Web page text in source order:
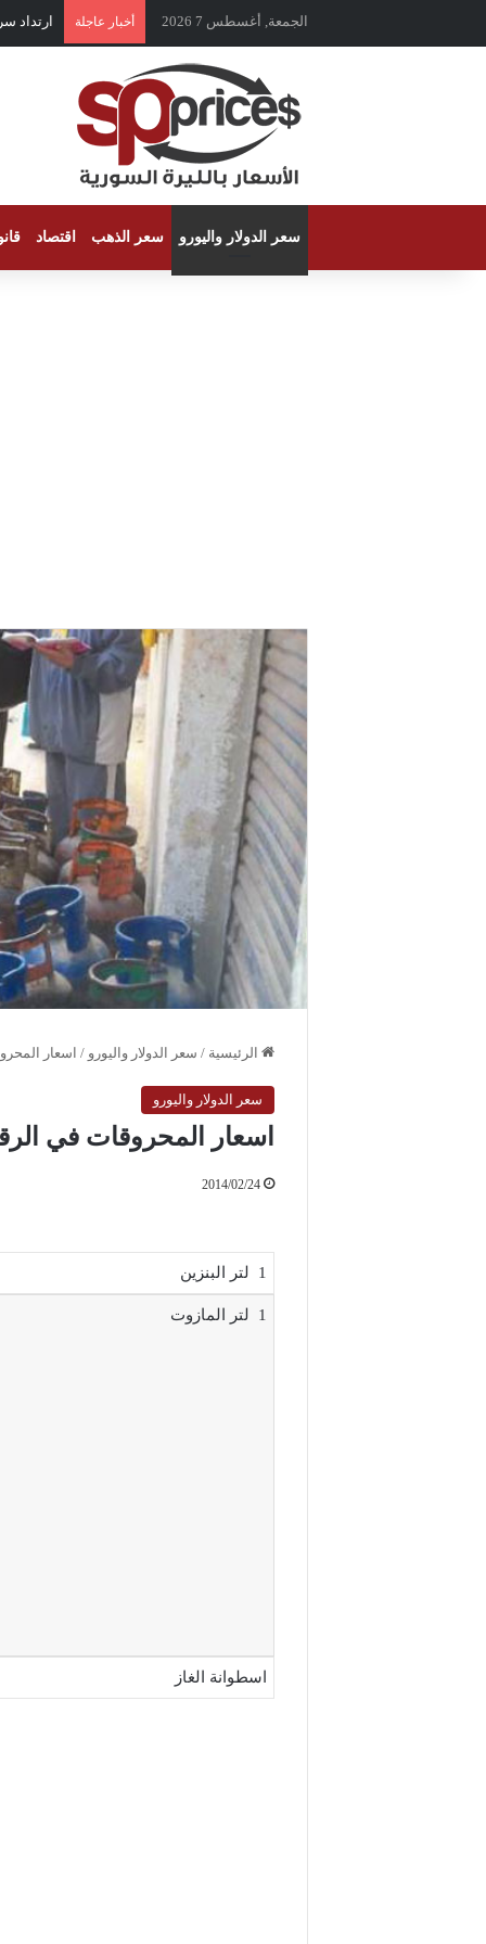
الجمعة, أغسطس 7 2026 أخبار عاجلة ارتداد
سعر الدولار واليورو سعر الذهب اقتصاد
الرئيسية / سعر الدولار واليورو / اسعار المحروقات في
سعر الدولار واليورو
اسعار المحروقات في الرقة لتاريخ 2014
2014/02/24
1 لتر البنزين
1 لتر المازوت
اسطوانة الغاز